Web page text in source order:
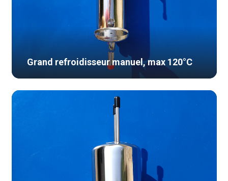
Grand refroidisseur manuel, max 120°C